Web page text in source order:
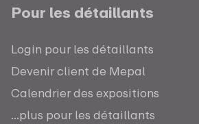
Pour les détaillants
Login pour les détaillants
Devenir client de Mepal
Calendrier des expositions
...plus pour les détaillants